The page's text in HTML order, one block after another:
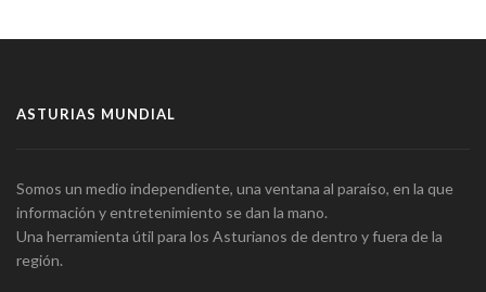
ASTURIAS MUNDIAL
Somos un medio independiente, una ventana al paraíso, en la que
información y entretenimiento se dan la mano.
Una herramienta útil para los Asturianos de dentro y fuera de la
región.